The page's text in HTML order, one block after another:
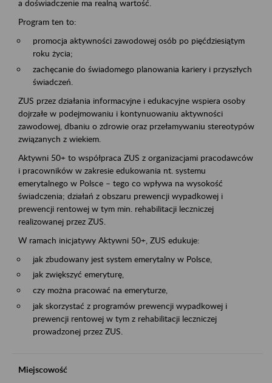
a doświadczenie ma realną wartość.
Program ten to:
promocja aktywności zawodowej osób po pięćdziesiątym
roku życia;
zachęcanie do świadomego planowania kariery i przyszłych
świadczeń.
ZUS przez działania informacyjne i edukacyjne wspiera osoby
dojrzałe w podejmowaniu i kontynuowaniu aktywności
zawodowej, dbaniu o zdrowie oraz przełamywaniu stereotypów
związanych z wiekiem.
Aktywni 50+ to współpraca ZUS z organizacjami pracodawców
i pracowników w zakresie edukowania nt. systemu
emerytalnego w Polsce – tego co wpływa na wysokość
świadczenia; działań z obszaru prewencji wypadkowej i
prewencji rentowej w tym min. rehabilitacji leczniczej
realizowanej przez ZUS.
W ramach inicjatywy Aktywni 50+, ZUS edukuje:
jak zbudowany jest system emerytalny w Polsce,
jak zwiększyć emeryturę,
czy można pracować na emeryturze,
jak skorzystać z programów prewencji wypadkowej i
prewencji rentowej w tym z rehabilitacji leczniczej
prowadzonej przez ZUS.
Miejscowość